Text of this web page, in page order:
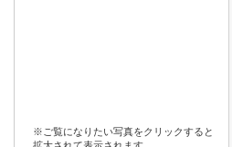
※ご覧になりたい写真をクリックすると